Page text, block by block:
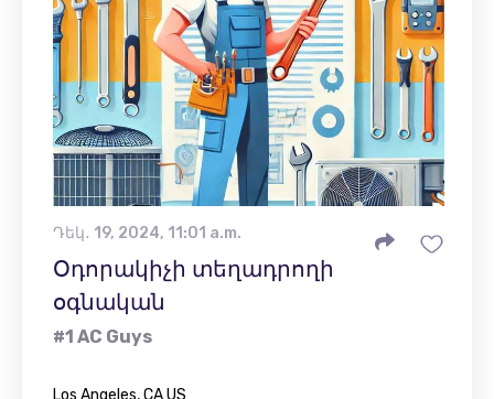
Դեկ․ 19, 2024, 11:01 a.m.
Օդորակիչի տեղադրողի
օգնական
#1 AC Guys
Los Angeles, CA US